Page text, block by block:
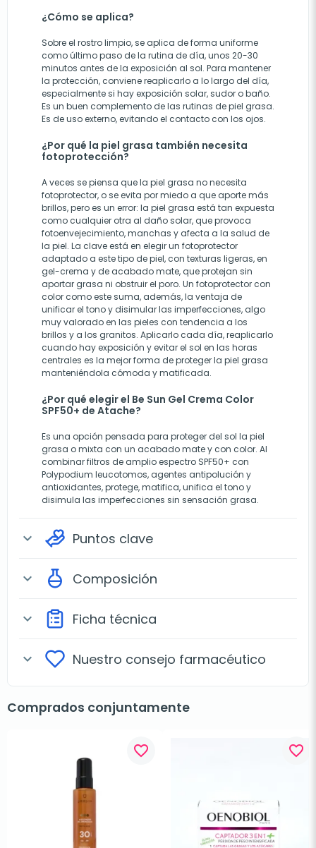
¿Cómo se aplica?
Sobre el rostro limpio, se aplica de forma uniforme
como último paso de la rutina de día, unos 20-30
minutos antes de la exposición al sol. Para mantener
la protección, conviene reaplicarlo a lo largo del día,
especialmente si hay exposición solar, sudor o baño.
Es un buen complemento de las rutinas de piel grasa.
Es de uso externo, evitando el contacto con los ojos.
¿Por qué la piel grasa también necesita
fotoprotección?
A veces se piensa que la piel grasa no necesita
fotoprotector, o se evita por miedo a que aporte más
brillos, pero es un error: la piel grasa está tan expuesta
como cualquier otra al daño solar, que provoca
fotoenvejecimiento, manchas y afecta a la salud de
la piel. La clave está en elegir un fotoprotector
adaptado a este tipo de piel, con texturas ligeras, en
gel-crema y de acabado mate, que protejan sin
aportar grasa ni obstruir el poro. Un fotoprotector con
color como este suma, además, la ventaja de
unificar el tono y disimular las imperfecciones, algo
muy valorado en las pieles con tendencia a los
brillos y a los granitos. Aplicarlo cada día, reaplicarlo
cuando hay exposición y evitar el sol en las horas
centrales es la mejor forma de proteger la piel grasa
manteniéndola cómoda y matificada.
¿Por qué elegir el Be Sun Gel Crema Color
SPF50+ de Atache?
Es una opción pensada para proteger del sol la piel
grasa o mixta con un acabado mate y con color. Al
combinar filtros de amplio espectro SPF50+ con
Polypodium leucotomos, agentes antipolución y
antioxidantes, protege, matifica, unifica el tono y
disimula las imperfecciones sin sensación grasa.
expand_more Puntos clave
expand_more Composición
expand_more Ficha técnica
expand_more Nuestro consejo farmacéutico
Comprados conjuntamente
favorite_border favorite_border